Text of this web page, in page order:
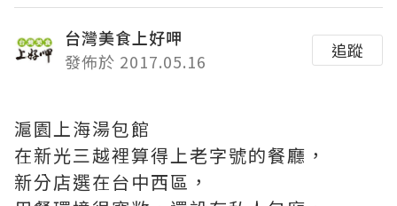
台灣美食上好呷
發佈於 2017.05.16
追蹤
滬園上海湯包館
在新光三越裡算得上老字號的餐廳，
新分店選在台中西區，